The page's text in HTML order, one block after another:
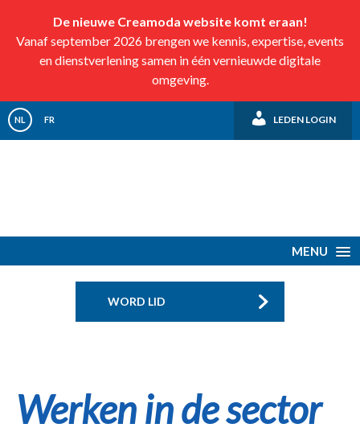
De nieuwe Creamoda website komt eraan!
Vanaf september 2026 brengen we kennis, expertise, events
en dienstverlening samen in één vernieuwde digitale
omgeving.
NL FR LEDEN LOGIN
MENU
WORD LID
Werken in de sector